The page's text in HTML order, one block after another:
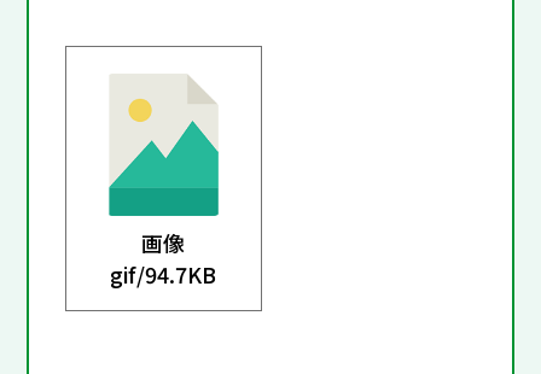
画像
gif/94.7KB